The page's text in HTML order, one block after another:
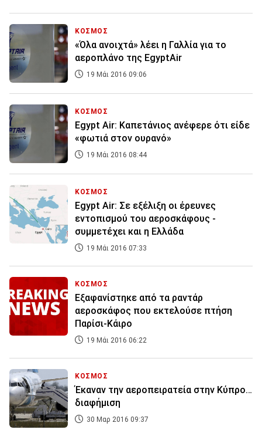
ΚΟΣΜΟΣ
«Όλα ανοιχτά» λέει η Γαλλία για το
αεροπλάνο της EgyptAir
19 Μάι 2016 09:06
ΚΟΣΜΟΣ
Egypt Air: Καπετάνιος ανέφερε ότι είδε
«φωτιά στον ουρανό»
19 Μάι 2016 08:44
ΚΟΣΜΟΣ
Egypt Air: Σε εξέλιξη οι έρευνες
εντοπισμού του αεροσκάφους -
συμμετέχει και η Ελλάδα
19 Μάι 2016 07:33
ΚΟΣΜΟΣ
Εξαφανίστηκε από τα ραντάρ
αεροσκάφος που εκτελούσε πτήση
Παρίσι-Κάιρο
19 Μάι 2016 06:22
ΚΟΣΜΟΣ
Έκαναν την αεροπειρατεία στην Κύπρο…
διαφήμιση
30 Μαρ 2016 09:37